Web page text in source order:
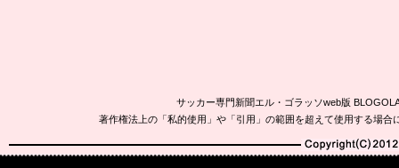
サッカー専門新聞エル・ゴラッソweb版
著作権法上の「私的使用」や「引用」の範囲を超えて使用する場
Copyright(C)2010-